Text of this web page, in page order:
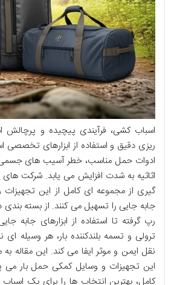
اسباب کشی، فرآیندی پیچیده و پرچالش
ریزی دقیق و استفاده از ابزارهای
ادوات حمل مناسب، خطر آسیب های جسمی
اثاثیه به شدت افزایش می یابد. شرکت های
گیری از مجموعه ای کامل از این
جابه جایی را تسهیل می کنند. ازبسته بندی
رپ گرفته تا استفاده از ابزارهای جابه
ترولی و تسمه بلندکننده بار، هر وسیله
نقل ایمن و موثر ایفا می کند. این مقاله
این تجهیزات و وسایل کمکی حمل بارمی
کامل، بهترین انتخاب ها را برای یک